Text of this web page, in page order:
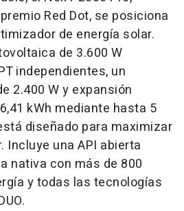
Red Dot, se posiciona
de energía solar.
de 3.600 W
independientes, un
2.400 W y expansión
kWh mediante hasta 5
diseñado para maximizar
Incluye una API abierta
nativa con más de 800
y todas las tecnologías